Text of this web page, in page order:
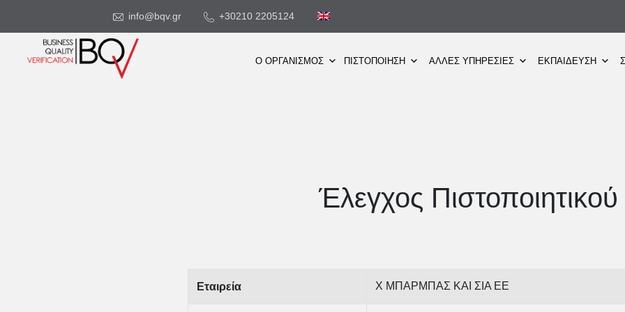
info@bqv.gr +30210 2205124
Ο ΟΡΓΑΝΙΣΜΟΣ ΠΙΣΤΟΠΟΙΗΣΗ ΑΛΛΕΣ ΥΠΗΡΕΣΙΕΣ ΕΚΠΑΙΔΕΥΣΗ
Έλεγχος Πιστοποιητικού
Εταιρεία Χ ΜΠΑΡΜΠΑΣ ΚΑΙ ΣΙΑ ΕΕ